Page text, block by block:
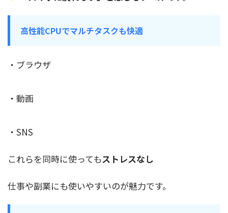
高性能CPUでマルチタスクも快適
・ブラウザ
・動画
・SNS
これらを同時に使ってもストレスなし
仕事や副業にも使いやすいのが魅力です。